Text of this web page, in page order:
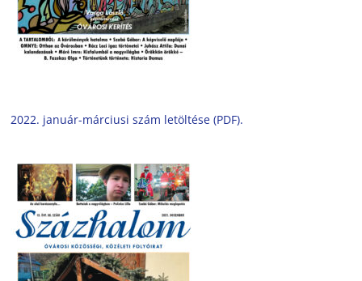
2022. január-márciusi szám letöltése (PDF).